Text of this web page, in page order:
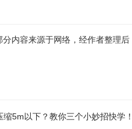
内容来源于网络，经作者整理后
5m以下？教你三个小妙招快学！